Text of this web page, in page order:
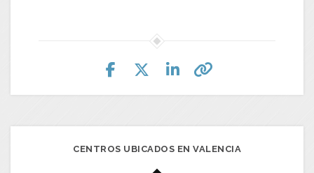
CENTROS UBICADOS EN VALENCIA